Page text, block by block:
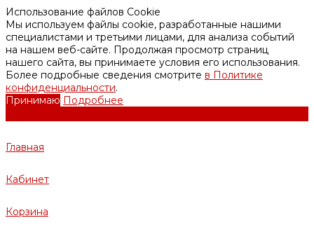
Использование файлов Cookie
Мы используем файлы cookie, разработанные нашими
специалистами и третьими лицами, для анализа событий
на нашем веб-сайте. Продолжая просмотр страниц
нашего сайта, вы принимаете условия его использования.
Более подробные сведения смотрите в Политике
конфиденциальности.
Принимаю Подробнее
Главная
Кабинет
Корзина